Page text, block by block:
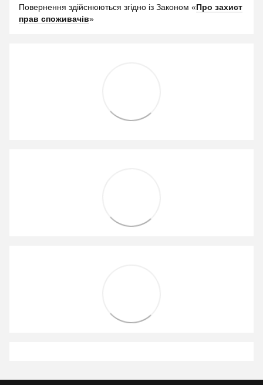
Повернення здійснюються згідно із Законом «Про захист
прав споживачів»